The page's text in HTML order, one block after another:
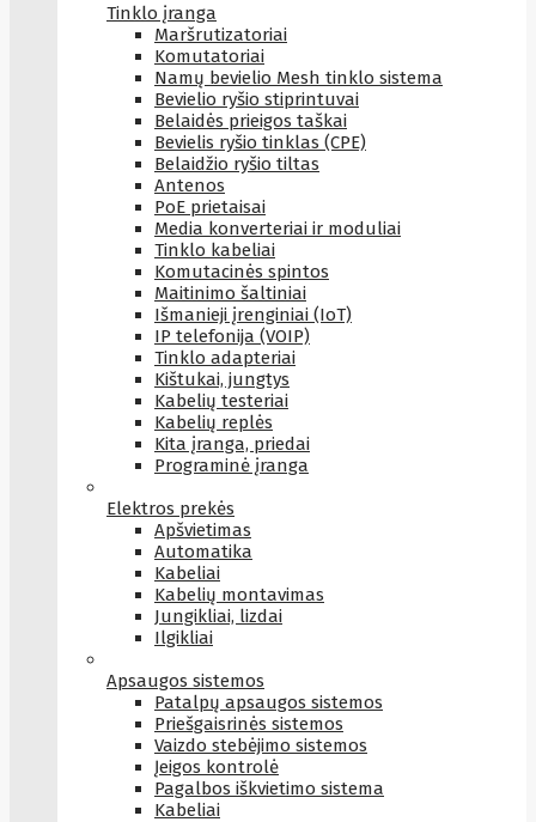
Tinklo įranga
Maršrutizatoriai
Komutatoriai
Namų bevielio Mesh tinklo sistema
Bevielio ryšio stiprintuvai
Belaidės prieigos taškai
Bevielis ryšio tinklas (CPE)
Belaidžio ryšio tiltas
Antenos
PoE prietaisai
Media konverteriai ir moduliai
Tinklo kabeliai
Komutacinės spintos
Maitinimo šaltiniai
Išmanieji įrenginiai (IoT)
IP telefonija (VOIP)
Tinklo adapteriai
Kištukai, jungtys
Kabelių testeriai
Kabelių replės
Kita įranga, priedai
Programinė įranga
Elektros prekės
Apšvietimas
Automatika
Kabeliai
Kabelių montavimas
Jungikliai, lizdai
Ilgikliai
Apsaugos sistemos
Patalpų apsaugos sistemos
Priešgaisrinės sistemos
Vaizdo stebėjimo sistemos
Įeigos kontrolė
Pagalbos iškvietimo sistema
Kabeliai